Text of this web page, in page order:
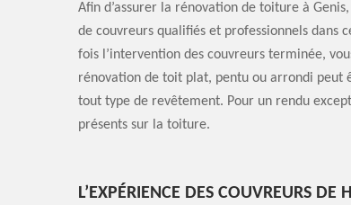
Afin d’assurer la rénovation de toiture à
de couvreurs qualifiés et professionnels dans
fois l’intervention des couvreurs terminée,
rénovation de toit plat, pentu ou arrondi peut
tout type de revêtement. Pour un rendu
présents sur la toiture.
L’EXPÉRIENCE DES COUVREURS